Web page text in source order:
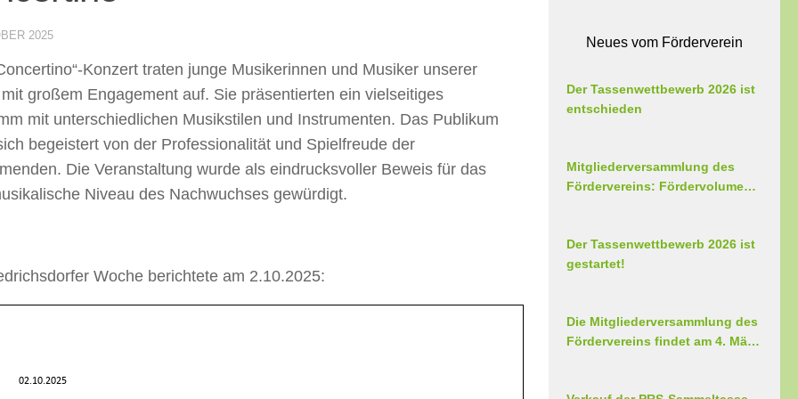
2025
Konzert traten junge Musikerinnen und Musiker unserer
großem Engagement auf. Sie präsentierten ein vielseitiges
mit unterschiedlichen Musikstilen und Instrumenten. Das Publikum
begeistert von der Professionalität und Spielfreude der
Die Veranstaltung wurde als eindrucksvoller Beweis für das
Niveau des Nachwuchses gewürdigt.
Woche berichtete am 2.10.2025:
Neues vom Förderverein
Der Tassenwettbewerb 2026 ist
entschieden
Mitgliederversammlung des
Fördervereins: Fördervolumen
Der Tassenwettbewerb 2026 ist
gestartet!
Die Mitgliederversammlung des
Fördervereins findet am 4. März